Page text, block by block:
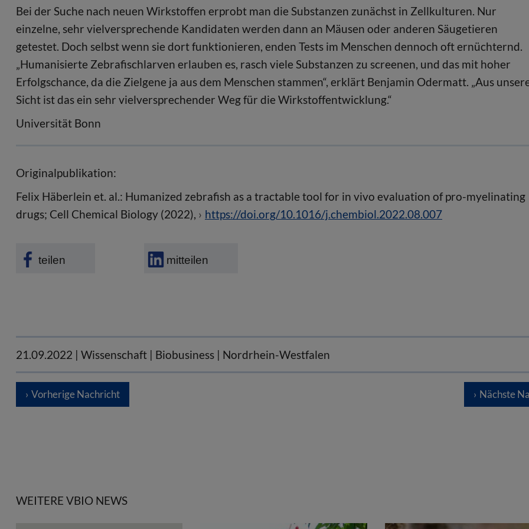
Bei der Suche nach neuen Wirkstoffen erprobt man die Substanzen zunächst in Zellkulturen. Nur
einzelne, sehr vielversprechende Kandidaten werden dann an Mäusen oder anderen Säugetieren
getestet. Doch selbst wenn sie dort funktionieren, enden Tests im Menschen dennoch oft ernüchternd.
„Humanisierte Zebrafischlarven erlauben es, rasch viele Substanzen zu screenen, und das mit hoher
Erfolgschance, da die Zielgene ja aus dem Menschen stammen“, erklärt Benjamin Odermatt. „Aus
Sicht ist das ein sehr vielversprechender Weg für die Wirkstoffentwicklung.“
Universität Bonn
Originalpublikation:
Felix Häberlein et. al.: Humanized zebrafish as a tractable tool for in vivo evaluation of pro-myelinating
drugs; Cell Chemical Biology (2022),
https://doi.org/10.1016/j.chembiol.2022.08.007
teilen mitteilen
21.09.2022 | Wissenschaft | Biobusiness | Nordrhein-Westfalen
Vorherige Nachricht Nächste
WEITERE VBIO NEWS